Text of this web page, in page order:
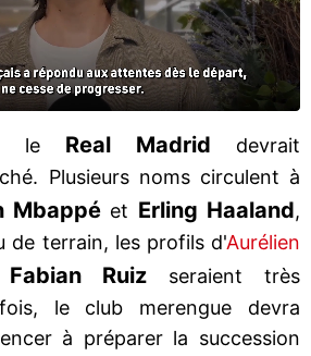
le Real Madrid devrait
Plusieurs noms circulent à
Mbappé et Erling Haaland,
de terrain, les profils d'Aurélien
Fabian Ruiz seraient très
le club merengue devra
à préparer la succession